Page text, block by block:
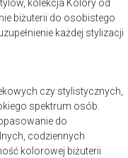
kolekcja Kolory od
biżuterii do osobistego
każdej stylizacji
czy stylistycznych,
spektrum osób.
do
codziennych
kolorowej biżuterii